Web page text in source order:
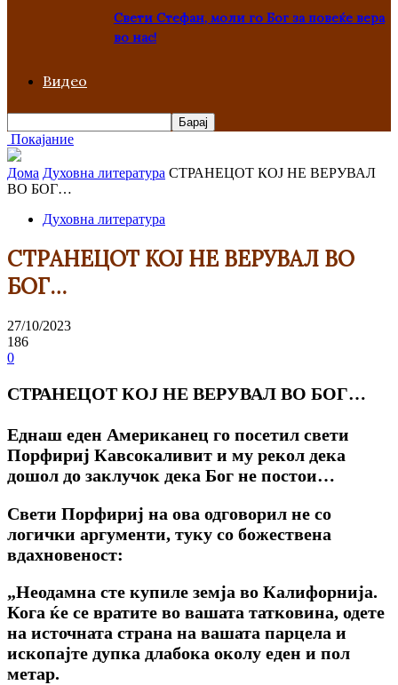
Свети Стефан, моли го Бог за повеќе вера
во нас!
Видео
Покајание
Дома Духовна литература СТРАНЕЦОТ КОЈ НЕ ВЕРУВАЛ
ВО БОГ…
Духовна литература
СТРАНЕЦОТ КОЈ НЕ ВЕРУВАЛ ВО
БОГ…
27/10/2023
186
0
СТРАНЕЦОТ КОЈ НЕ ВЕРУВАЛ ВО БОГ…
Еднаш еден Американец го посетил свети
Порфириј Кавсокаливит и му рекол дека
дошол до заклучок дека Бог не постои…
Свети Порфириј на ова одговорил не со
логички аргументи, туку со божествена
вдахновеност:
„Неодамна сте купиле земја во Калифорнија.
Кога ќе се вратите во вашата татковина, одете
на источната страна на вашата парцела и
ископајте дупка длабока околу еден и пол
метар.